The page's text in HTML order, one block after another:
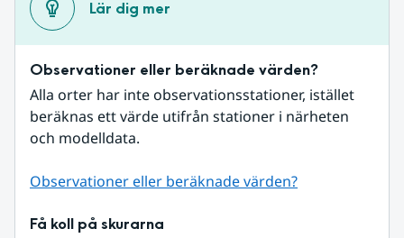
Lär dig mer
Observationer eller beräknade värden?
Alla orter har inte observationsstationer, istället
beräknas ett värde utifrån stationer i närheten
och modelldata.
Observationer eller beräknade värden?
Få koll på skurarna